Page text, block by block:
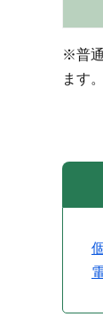
※普
ます。